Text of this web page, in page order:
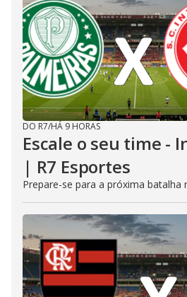
DO R7/HÁ 9 HORAS
Escale o seu time -
| R7 Esportes
Prepare-se para a próxima batalha